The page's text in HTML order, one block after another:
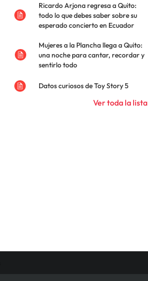
Ricardo Arjona regresa a Quito:
todo lo que debes saber sobre su
esperado concierto en Ecuador
Mujeres a la Plancha llega a Quito:
una noche para cantar, recordar y
sentirlo todo
Datos curiosos de Toy Story 5
Ver toda la lista